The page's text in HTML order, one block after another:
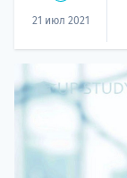
21 июл 2021